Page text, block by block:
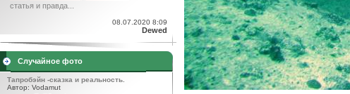
статья и правда...
08.07.2020 8:09
Dewed
Случайное фото
Тапробэйн -сказка и реальность.
Автор: Vodamut